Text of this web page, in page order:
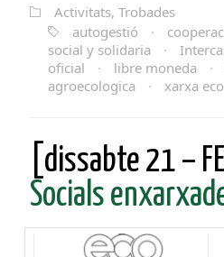
Activitats, Trobades
autogestió
·
social y solidaria
·
oficial
· libre moneda ·
agroecologica
· xarxa eco
[dissabte 21 –
Socials